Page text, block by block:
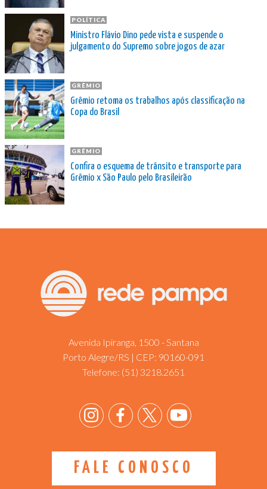
POLÍTICA
Ministro Flávio Dino pede vista e suspende o
julgamento do Supremo sobre jogos de azar
GRÊMIO
Grêmio retoma os trabalhos após classificação na
Copa do Brasil
GRÊMIO
Confira o esquema de trânsito e transporte para
Grêmio x São Paulo pelo Brasileirão
Avenida Ipiranga, 1500 - Santana
Porto Alegre/RS | CEP: 90160-091
Telefone: (51) 3218.2651
FALE CONOSCO